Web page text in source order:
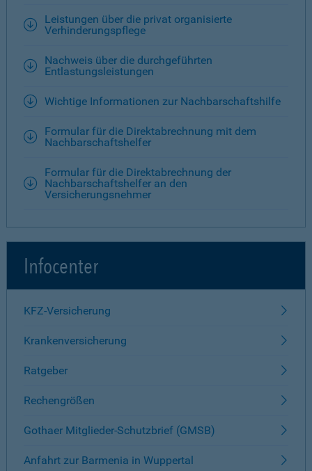
Leistungen über die privat organisierte
Verhinderungspflege
Nachweis über die durchgeführten
Entlastungsleistungen
Wichtige Informationen zur Nachbarschaftshilfe
Formular für die Direktabrechnung mit dem
Nachbarschaftshelfer
Formular für die Direktabrechnung der
Nachbarschaftshelfer an den
Versicherungsnehmer
Infocenter
KFZ-Versicherung
Krankenversicherung
Ratgeber
Rechengrößen
Gothaer Mitglieder-Schutzbrief (GMSB)
Anfahrt zur Barmenia in Wuppertal